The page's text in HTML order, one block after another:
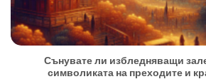
Сънувате ли избледняващи
символиката на преходите и